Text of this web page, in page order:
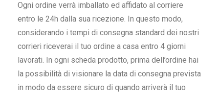
Ogni ordine verrà imballato ed affidato al corriere
entro le 24h dalla sua ricezione. In questo modo,
considerando i tempi di consegna standard dei nostri
corrieri riceverai il tuo ordine a casa entro 4 giorni
lavorati. In ogni scheda prodotto, prima dell’ordine hai
la possibilità di visionare la data di consegna prevista
in modo da essere sicuro di quando arriverà il tuo